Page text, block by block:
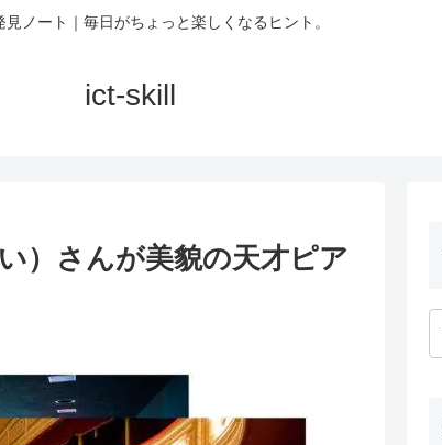
見ノート｜毎日がちょっと楽しくなるヒント。
ict-skill
）さんが美貌の天才ピア